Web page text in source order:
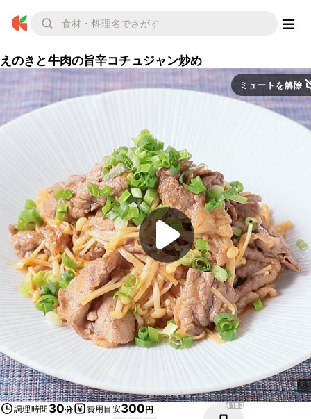
えのきと牛肉の旨辛コチュジャン炒め
ミュートを解除
調理時間 30分 費用目安300円 4183